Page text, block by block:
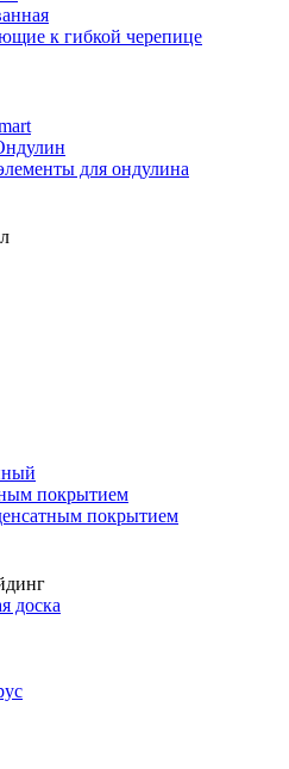
к гибкой черепице
для ондулина
покрытием
покрытием
доска